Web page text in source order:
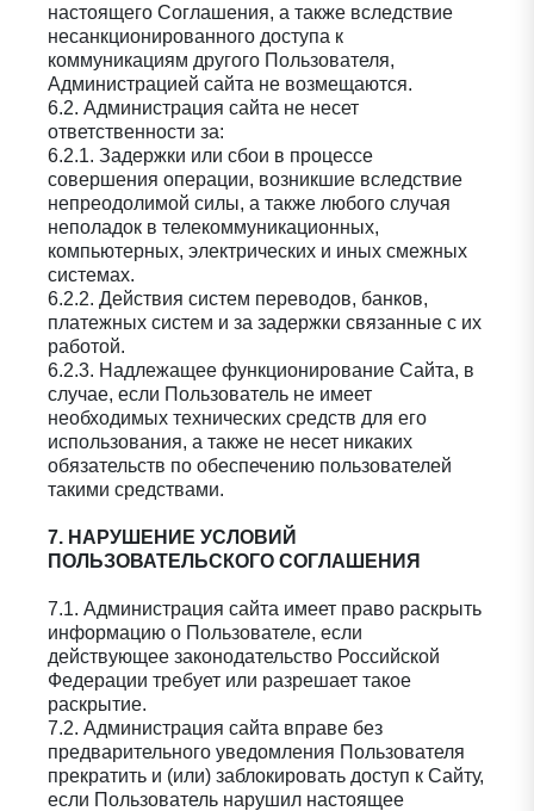
настоящего Соглашения, а также вследствие
несанкционированного доступа к
коммуникациям другого Пользователя,
Администрацией сайта не возмещаются.
6.2. Администрация сайта не несет
ответственности за:
6.2.1. Задержки или сбои в процессе
совершения операции, возникшие вследствие
непреодолимой силы, а также любого случая
неполадок в телекоммуникационных,
компьютерных, электрических и иных смежных
системах.
6.2.2. Действия систем переводов, банков,
платежных систем и за задержки связанные с их
работой.
6.2.3. Надлежащее функционирование Сайта, в
случае, если Пользователь не имеет
необходимых технических средств для его
использования, а также не несет никаких
обязательств по обеспечению пользователей
такими средствами.
7. НАРУШЕНИЕ УСЛОВИЙ
ПОЛЬЗОВАТЕЛЬСКОГО СОГЛАШЕНИЯ
7.1. Администрация сайта имеет право раскрыть
информацию о Пользователе, если
действующее законодательство Российской
Федерации требует или разрешает такое
раскрытие.
7.2. Администрация сайта вправе без
предварительного уведомления Пользователя
прекратить и (или) заблокировать доступ к Сайту,
если Пользователь нарушил настоящее